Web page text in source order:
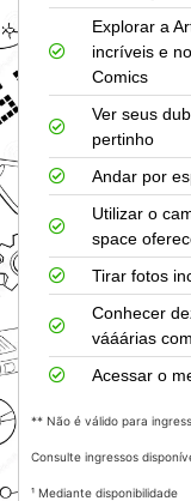
Explorar a
incríveis e
Comics
Ver seus
pertinho
Andar por
Utilizar o
space
Tirar fotos
Conhecer
vááárias
Acessar o
** Não é válido para
Consulte ingressos
¹ Mediante disponibilidade